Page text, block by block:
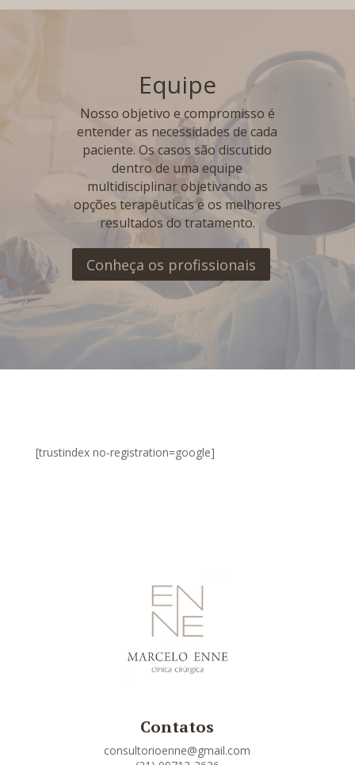
Equipe
Nosso objetivo e compromisso é
entender as necessidades de cada
paciente. Os casos são discutido
dentro de uma equipe
multidisciplinar objetivando as
opções terapêuticas e os melhores
resultados do tratamento.
Conheça os profissionais
[trustindex no-registration=google]
Contatos
consultorioenne@gmail.com